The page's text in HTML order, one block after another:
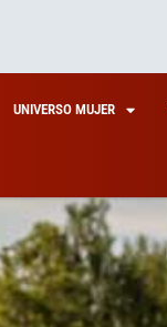
UNIVERSO MUJER